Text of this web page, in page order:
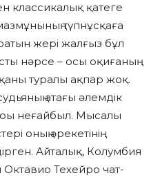
классикалық қатеге
түпнұсқаға
жері жалғыз бұл
нәрсе – осы оқиғаның
туралы ақпар жоқ.
атағы әлемдік
неғайбыл. Мысалы
оның әрекетінің
Айталық, Колумбия
Техейро чат-